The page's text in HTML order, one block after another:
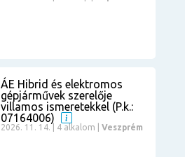
ÁE Hibrid és elektromos
gépjárművek szerelője
villamos ismeretekkel (P.k.:
07164006)
2026. 11. 14. | 4 alkalom |Veszprém